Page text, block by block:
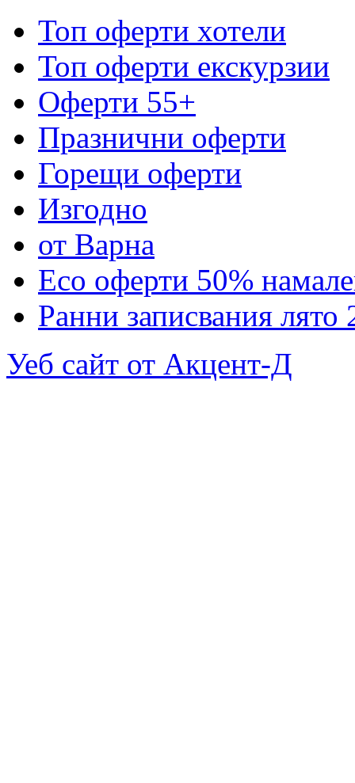
Топ оферти хотели
Топ оферти екскурзии
Оферти 55+
Празнични оферти
Горещи оферти
Изгодно
от Варна
Eco оферти 50%
Ранни записвания лято
Уеб сайт от Акцент-Д